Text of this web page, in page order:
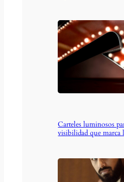
Carteles luminosos
visibilidad que marca